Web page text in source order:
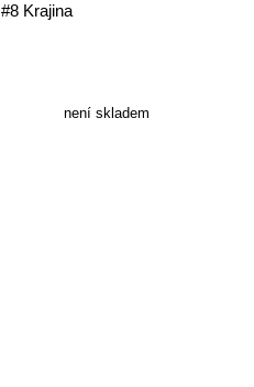
#8 Krajina
není skladem